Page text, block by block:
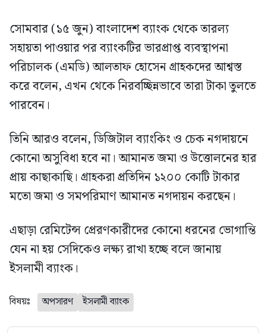
সোমবার (১৫ জুন) বাংলাদেশ ব্যাংক থেকে তারল্য
সহায়তা পাওয়ার পর ব্যাংকটির ভারপ্রাপ্ত ব্যবস্থাপনা
পরিচালক (এমডি) আলতাফ হোসেন গ্রাহকদের আশ্বস্ত
করে বলেন, এখন থেকে নিরবচ্ছিন্নভাবে তারা টাকা তুলতে
পারবেন।
তিনি আরও বলেন, ডিজিটাল ব্যাংকিং ও চেক নগদায়নে
কোনো অসুবিধা হবে না। আমানত জমা ও উত্তোলনের হার
প্রায় কাছাকাছি। গ্রাহকরা প্রতিদিন ১২০০ কোটি টাকার
মতো জমা ও সমপরিমাণ আমানত নগদায়ন করছেন।
এছাড়া রেমিটেন্স প্রেরণকারীদের কোনো ধরনের ভোগান্তি
যেন না হয় সেদিকেও লক্ষ্য রাখা হচ্ছে বলে জানায়
ইসলামী ব্যাংক।
বিষয়ঃ অপসারণ ইসলামী ব্যাংক